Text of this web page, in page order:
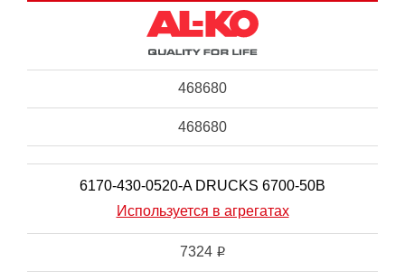
468680
468680
6170-430-0520-A DRUCKS 6700-50B
Используется в агрегатах
7324 i